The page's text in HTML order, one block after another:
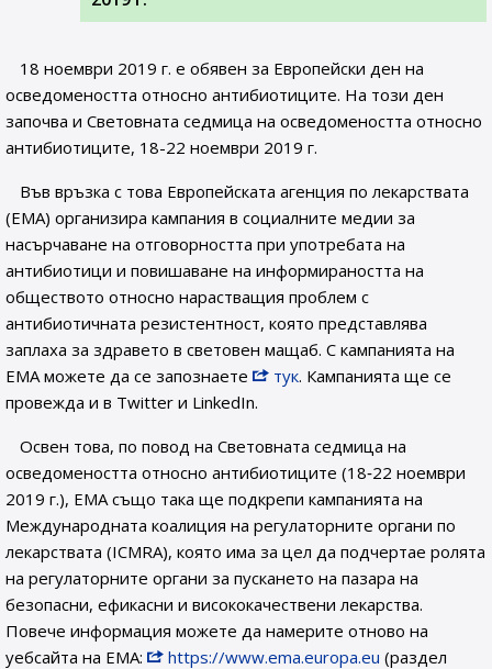
18 ноември 2019 г. е обявен за Европейски ден на
осведомеността относно антибиотиците. На този ден
започва и Световната седмица на осведомеността относно
антибиотиците, 18-22 ноември 2019 г.
Във връзка с това Европейската агенция по лекарствата
(ЕМА) организира кампания в социалните медии за
насърчаване на отговорността при употребата на
антибиотици и повишаване на информираността на
обществото относно нарастващия проблем с
антибиотичната резистентност, която представлява
заплаха за здравето в световен мащаб. С кампанията на
ЕМА можете да се запознаете
тук. Кампанията ще се
провежда и в Twitter и LinkedIn.
Освен това, по повод на Световната седмица на
осведомеността относно антибиотиците (18‑22 ноември
2019 г.), ЕМА също така ще подкрепи кампанията на
Международната коалиция на регулаторните органи по
лекарствата (ICMRA), която има за цел да подчертае ролята
на регулаторните органи за пускането на пазара на
безопасни, ефикасни и висококачествени лекарства.
Повече информация можете да намерите отново на
уебсайта на ЕМА:
https://www.ema.europa.eu (раздел